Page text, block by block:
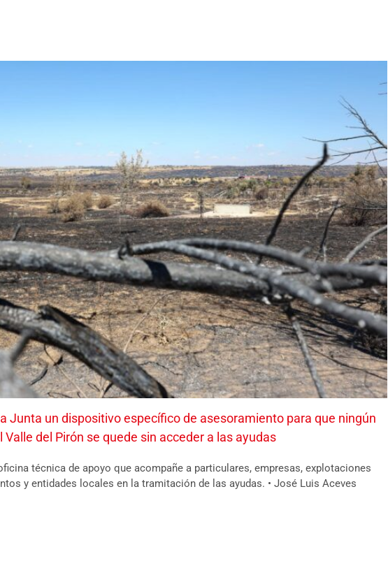
Junta un dispositivo específico de asesoramiento para que ningún
del Pirón se quede sin acceder a las ayudas
técnica de apoyo que acompañe a particulares, empresas, explotaciones
y entidades locales en la tramitación de las ayudas. • José Luis Aceves